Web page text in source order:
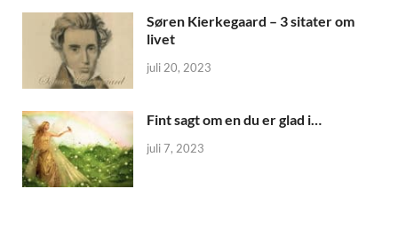
Søren Kierkegaard – 3 sitater om
livet
juli 20, 2023
Fint sagt om en du er glad i…
juli 7, 2023